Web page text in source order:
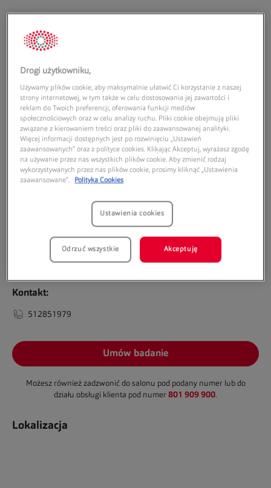
Adres:
Zgorzelec Plaza
ul. Armii Krajowej 52a
59-900 Zgorzelec
Godziny otwarcia:
Poniedziałek: 09:00
21:00
09:00
21:00
09:00
21:00
09:00
Niedziela handlowa:
09:00 21:00
Kontakt:
512851979
Umów badanie
Możesz również zadzwonić do salonu pod podany numer lub do
działu obsługi klienta pod numer 801 909 900.
Lokalizacja
Drogi użytkowniku,
Używamy plików cookie, aby maksymalnie ułatwić Ci korzystanie z naszej
strony internetowej, w tym także w celu dostosowania jej zawartości i
reklam do Twoich preferencji, oferowania funkcji mediów
społecznościowych oraz w celu analizy ruchu. Pliki cookie obejmują pliki
związane z kierowaniem treści oraz pliki do zaawansowanej analityki.
Więcej informacji dostępnych jest po rozwinięciu „Ustawień
zaawansowanych” oraz z polityce cookies. Klikając Akceptuj, wyrażasz zgodę
na używanie przez nas wszystkich plików cookie. Aby zmienić rodzaj
wykorzystywanych przez nas plików cookie, prosimy kliknąć „Ustawienia
zaawansowane”.
Polityka Cookies
Ustawienia cookies
Odrzuć wszystkie Akceptuję